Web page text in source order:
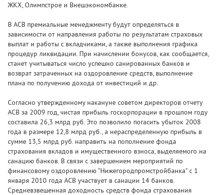
ЖКХ, Олимпстрое и Внешэкономбанке.
В АСВ премиальные менеджменту будут определяться в
зависимости от направления работы по результатам страховых
выплат и работы с вкладчиками, а также выполнения графика
процедур ликвидации. При начислении бонусов, как сообщается,
станет учитываться число успешно санированных банков и
возврат затраченных на оздоровление средств, выполнение
плана по получению дохода от инвестиций и др.
Согласно утвержденному накануне советом директоров отчету
АСВ за 2009 год, чистая прибыль госкорпорации в прошлом году
составила 26,3 млрд руб. Это позволило погасить убыток 2008
года в размере 12,8 млрд руб., а нераспределенную прибыль в
сумме 13,5 млрд руб. направить на пополнение фонда
страхования вкладов и имущественного взноса, выделяемого на
санацию банков. В связи с завершением мероприятий по
финансовому оздоровлению "Нижегородпромстройбанка" с 1
января 2010 года АСВ участвует в санации 14 банков.
Средневзвешенная доходность средств фонда страхования